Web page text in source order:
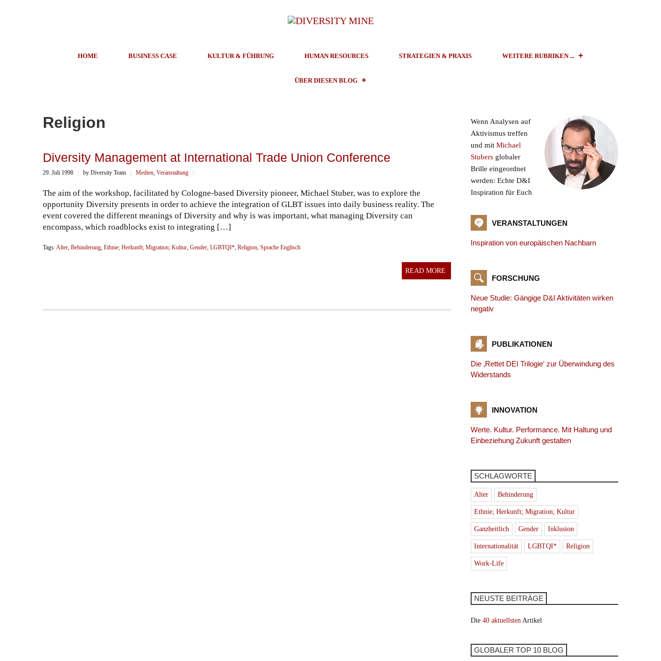
HOME BUSINESS CASE KULTUR & FÜHRUNG HUMAN RESOURCES STRATEGIEN & PRAXIS WEITERE RUBRIKEN ...
ÜBER DIESEN BLOG
Religion
Diversity Management at International Trade Union Conference
29. Juli 1998 by Diversity Team Medien, Veranstaltung
The aim of the workshop, facilitated by Cologne-based Diversity pioneer, Michael Stuber, was to explore the
opportunity Diversity presents in order to achieve the integration of GLBT issues into daily business reality. The
event covered the different meanings of Diversity and why is was important, what managing Diversity can
encompass, which roadblocks exist to integrating […]
Tags:Alter, Behinderung, Ethnie; Herkunft; Migration; Kultur, Gender, LGBTQI*, Religion, Sprache Englisch
READ MORE
Wenn Analysen auf
Aktivismus treffen
und mit Michael
Stubers globaler
Brille eingeordnet
werden: Echte D&I
Inspiration für Euch
VERANSTALTUNGEN
Inspiration von europäischen Nachbarn
FORSCHUNG
Neue Studie: Gängige D&I Aktivitäten wirken
negativ
PUBLIKATIONEN
Die ‚Rettet DEI Trilogie‘ zur Überwindung des
Widerstands
INNOVATION
Werte. Kultur. Performance. Mit Haltung und
Einbeziehung Zukunft gestalten
SCHLAGWORTE
Alter Behinderung
Ethnie; Herkunft; Migration; Kultur
Ganzheitlich Gender Inklusion
Internationalität LGBTQI* Religion
Work-Life
NEUSTE BEITRÄGE
Die 40 aktuellsten Artikel
GLOBALER TOP 10 BLOG